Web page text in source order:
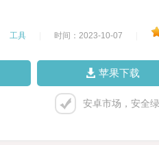
工具 时间：2023-10-07
苹果下载
安卓市场，安全